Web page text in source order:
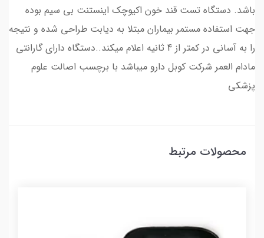
باشد. دستگاه تست قند خون اکیوچک اینستنت بی سیم بوده
جهت استفاده مستمر بیماران مبتلا به دیابت طراحی شده و نتیجه
را به آسانی در کمتر از 4 ثانیه اعلام میکند..دستگاه دارای گارانتی
مادام العمر شرکت کوبل دارو میباشد با برچسب اصالت علوم
پزشکی
محصولات مرتبط